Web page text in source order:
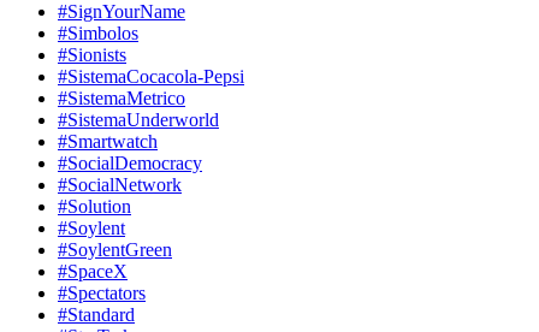
#SignYourName
#Simbolos
#Sionists
#SistemaCocacola-Pepsi
#SistemaMetrico
#SistemaUnderworld
#Smartwatch
#SocialDemocracy
#SocialNetwork
#Solution
#Soylent
#SoylentGreen
#SpaceX
#Spectators
#Standard